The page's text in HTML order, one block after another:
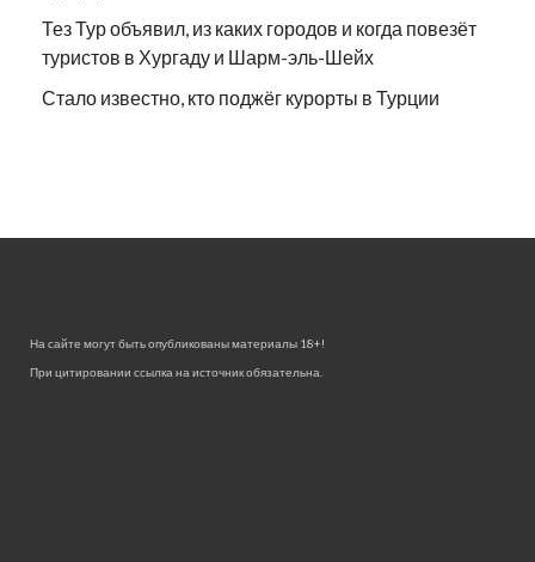
Тез Тур объявил, из каких городов и когда повезёт
туристов в Хургаду и Шарм-эль-Шейх
Стало известно, кто поджёг курорты в Турции
На сайте могут быть опубликованы материалы 18+!
При цитировании ссылка на источник обязательна.